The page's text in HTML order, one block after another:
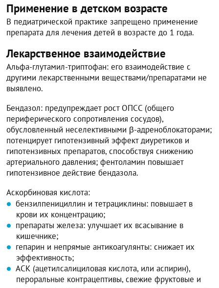
Применение в детском возрасте
В педиатрической практике запрещено применение
препарата для лечения детей в возрасте до 1 года.
Лекарственное взаимодействие
Альфа-глутамил-триптофан: его взаимодействие с
другими лекарственными веществами/препаратами не
выявлено.
Бендазол: предупреждает рост ОПСС (общего
периферического сопротивления сосудов),
обусловленный неселективными β-адреноблокаторами;
потенцирует гипотензивный эффект диуретиков и
гипотензивных препаратов, способствуя снижению
артериального давления; фентоламин повышает
гипотензивное действие бендазола.
Аскорбиновая кислота:
бензилпенициллин и тетрациклины: повышает в
крови их концентрацию;
препараты железа: улучшает их всасывание в
кишечнике;
гепарин и непрямые антикоагулянты: снижает их
эффективность;
АСК (ацетилсалициловая кислота, или аспирин),
пероральные контрацептивы, свежие фруктовые и